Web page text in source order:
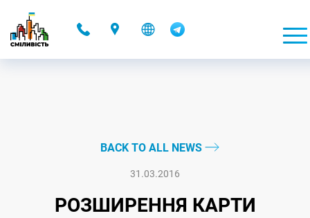
BACK TO ALL NEWS
31.03.2016
РОЗШИРЕННЯ КАРТИ